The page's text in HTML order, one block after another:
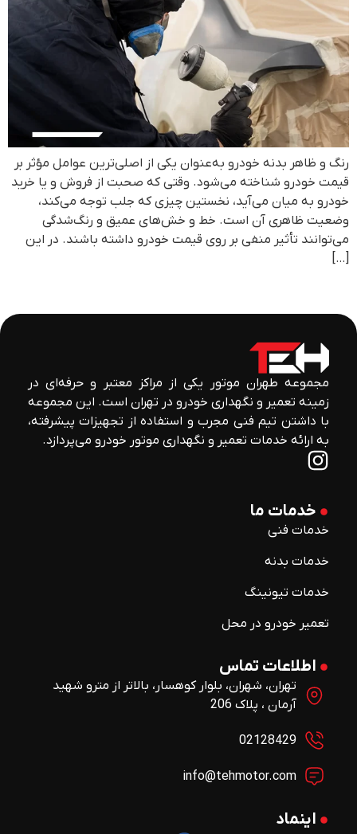
رنگ و ظاهر بدنه خودرو به‌عنوان یکی از اصلی‌ترین عوامل مؤثر بر
قیمت خودرو شناخته می‌شود. وقتی که صحبت از فروش و یا خرید
خودرو به میان می‌آید، نخستین چیزی که جلب توجه می‌کند،
وضعیت ظاهری آن است. خط و خش‌های عمیق و رنگ‌شدگی
می‌توانند تأثیر منفی بر روی قیمت خودرو داشته باشند. در این
[…]
مجموعه طهران موتور یکی از مراکز معتبر و حرفه‌ای در
زمینه تعمیر و نگهداری خودرو در تهران است. این مجموعه
با داشتن تیم فنی مجرب و استفاده از تجهیزات پیشرفته،
به ارائه خدمات تعمیر و نگهداری موتور خودرو می‌پردازد.
خدمات ما
خدمات فنی
خدمات بدنه
خدمات تیونینگ
تعمیر خودرو در محل
اطلاعات تماس
تهران، شهران، بلوار کوهسار، بالاتر از مترو شهید
آرمان ، پلاک 206
02128429
info@tehmotor.com
اینماد